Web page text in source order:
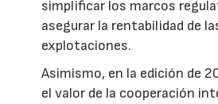
simplificar los marcos
asegurar la rentabilidad de
explotaciones.
Asimismo, en la edición de
el valor de la cooperación